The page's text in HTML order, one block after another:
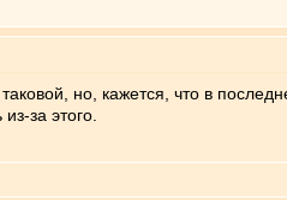
но, кажется, что в
за этого.